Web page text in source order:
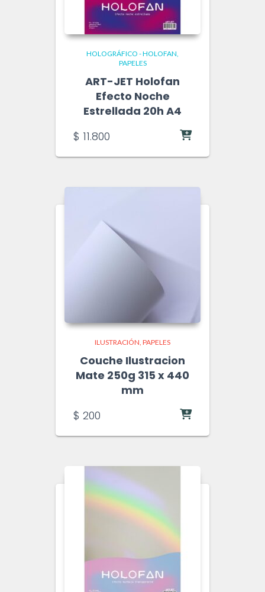
HOLOGRÁFICO - HOLOFAN
PAPELES
ART-JET Holofan
Efecto Noche
Estrellada 20h A4
$ 11.800
ILUSTRACIÓN PAPELES
Couche Ilustracion
Mate 250g 315 x 440
mm
$ 200